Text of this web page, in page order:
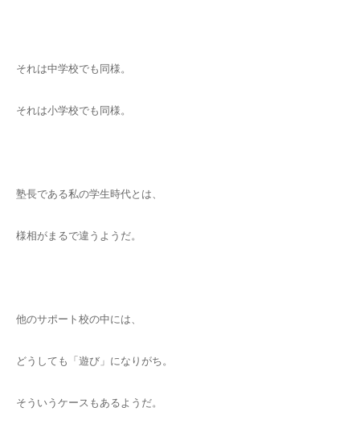
それは中学校でも同様。
それは小学校でも同様。
塾長である私の学生時代とは、
様相がまるで違うようだ。
他のサポート校の中には、
どうしても「遊び」になりがち。
そういうケースもあるようだ。